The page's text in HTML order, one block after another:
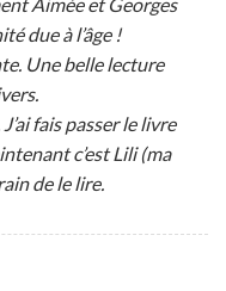
due à l’âge !
Une belle lecture
fais passer le livre
c’est Lili (ma
de le lire.